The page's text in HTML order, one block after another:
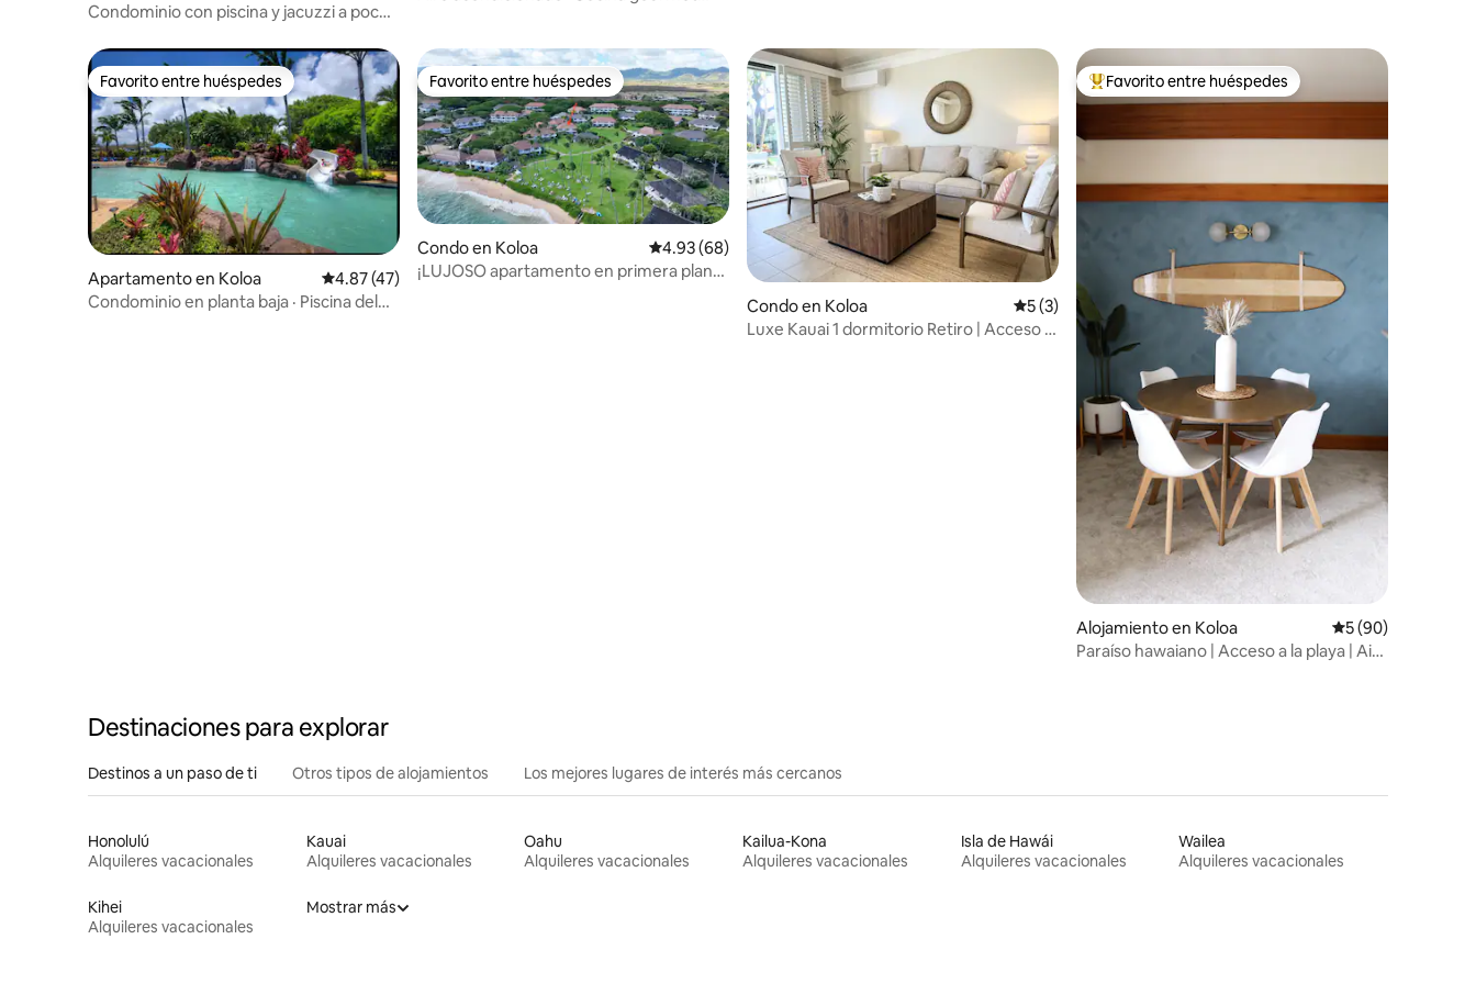
Condominio con piscina y jacuzzi a pocos
Favorito entre huéspedes
Favorito entre huéspedes
Apartamento en Koloa Calificación promedio: 4.87 de 5, 47 reseñas
4.87 (47)
Condominio en planta baja · Piscina del
Favorito entre huéspedes
Favorito entre huéspedes
Condo en Koloa Calificación promedio: 4.93 de 5, 68 reseñas
4.93 (68)
¡LUJOSO apartamento en primera planta
Condo en Koloa Calificación promedio: 5 de 5, 3 reseñas
5 (3)
Luxe Kauai 1 dormitorio Retiro | Acceso a
Favorito entre huéspedes preferido
Favorito entre huéspedes
Alojamiento en Koloa Calificación
5 (90)
Paraíso hawaiano | Acceso a la playa | Aire
Destinaciones para explorar
Destinos a un paso de ti Otros tipos de alojamientos Los mejores lugares de interés más cercanos
Honolulú
Alquileres vacacionales
Kauai
Alquileres vacacionales
Oahu
Alquileres vacacionales
Kailua-Kona
Alquileres vacacionales
Isla de Hawái
Alquileres vacacionales
Wailea
Alquileres vacacionales
Kihei
Alquileres vacacionales
Mostrar más